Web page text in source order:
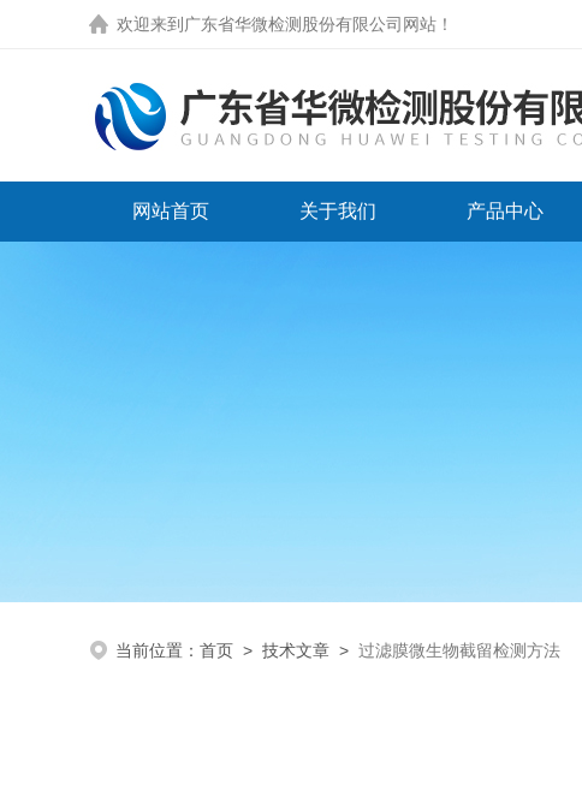
欢迎来到 广东省华微检测股份有限公司网站 ！
网站首页 关于我们 产品中心
当前位置： 首页 > 技术文章 > 过滤膜微生物截留检测方法